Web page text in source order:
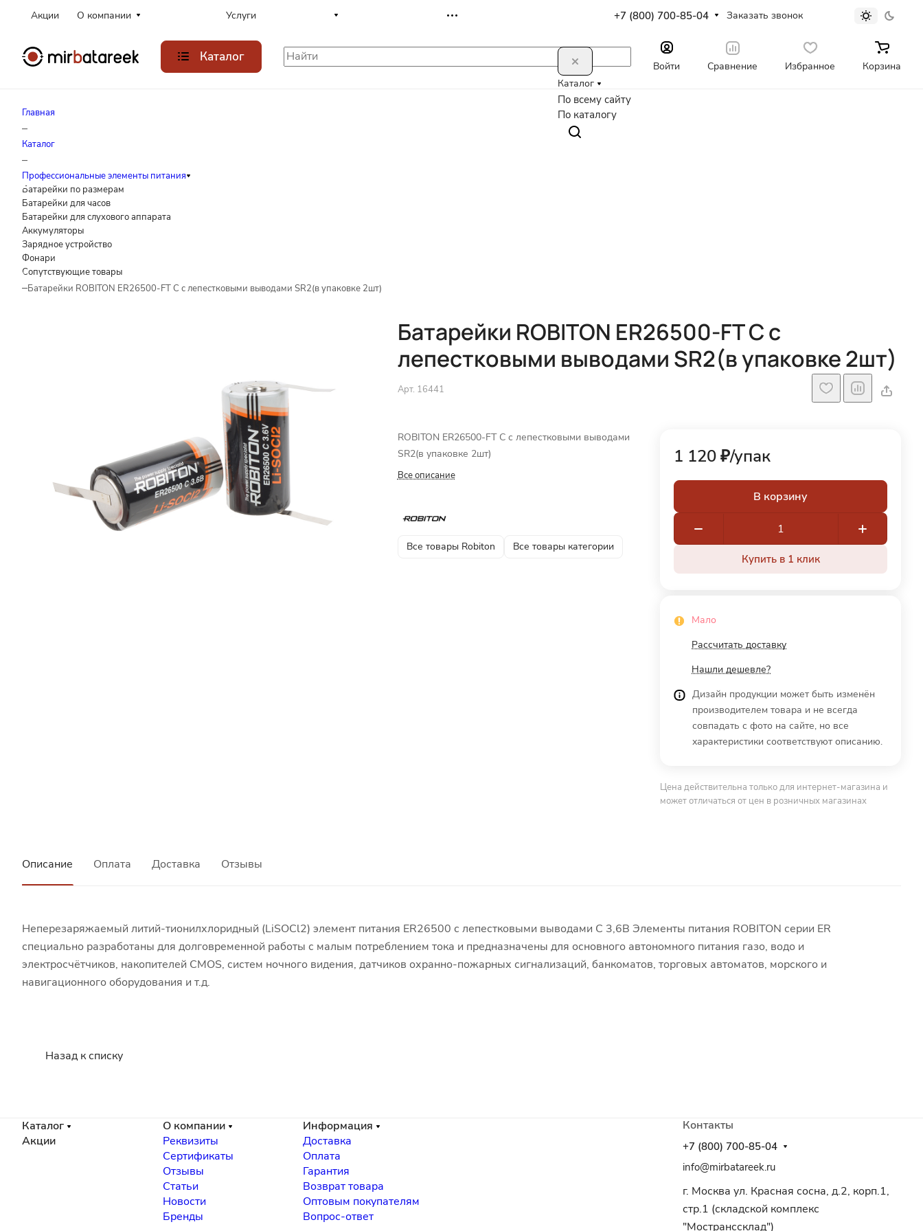
Акции О компании Услуги +7 (800) 700-85-04 Заказать звонок
Каталог
Каталог
По всему сайту
По каталогу
Войти Сравнение Избранное Корзина
Главная
–
Каталог
–
Профессиональные элементы питания
Батарейки по размерам
Батарейки для часов
Батарейки для слухового аппарата
Аккумуляторы
Зарядное устройство
Фонари
Сопутствующие товары
–Батарейки ROBITON ER26500-FT C с лепестковыми выводами SR2(в упаковке 2шт)
Батарейки ROBITON ER26500-FT C с
лепестковыми выводами SR2(в упаковке 2шт)
Арт. 16441
ROBITON ER26500-FT C с лепестковыми выводами
SR2(в упаковке 2шт)
Все описание
Все товары Robiton Все товары категории
1 120 ₽/упак
В корзину
Купить в 1 клик
Мало
Рассчитать доставку
Нашли дешевле?
Дизайн продукции может быть изменён
производителем товара и не всегда
совпадать с фото на сайте, но все
характеристики соответствуют описанию.
Цена действительна только для интернет-магазина и
может отличаться от цен в розничных магазинах
Описание Оплата Доставка Отзывы
Неперезаряжаемый литий-тионилхлоридный (LiSOCl2) элемент питания ER26500 с лепестковыми выводами С 3,6В Элементы питания ROBITON серии ER
специально разработаны для долговременной работы с малым потреблением тока и предназначены для основного автономного питания газо, водо и
электросчётчиков, накопителей CMOS, систем ночного видения, датчиков охранно-пожарных сигнализаций, банкоматов, торговых автоматов, морского и
навигационного оборудования и т.д.
Назад к списку
Каталог
Акции
О компании
Реквизиты
Сертификаты
Отзывы
Статьи
Новости
Бренды
Информация
Доставка
Оплата
Гарантия
Возврат товара
Оптовым покупателям
Вопрос-ответ
Контакты
+7 (800) 700-85-04
info@mirbatareek.ru
г. Москва ул. Красная сосна, д.2, корп.1,
стр.1 (складской комплекс
"Мостранссклад")